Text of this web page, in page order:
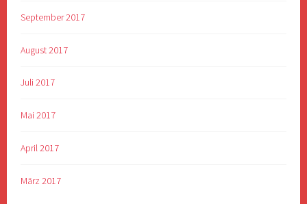
September 2017
August 2017
Juli 2017
Mai 2017
April 2017
März 2017